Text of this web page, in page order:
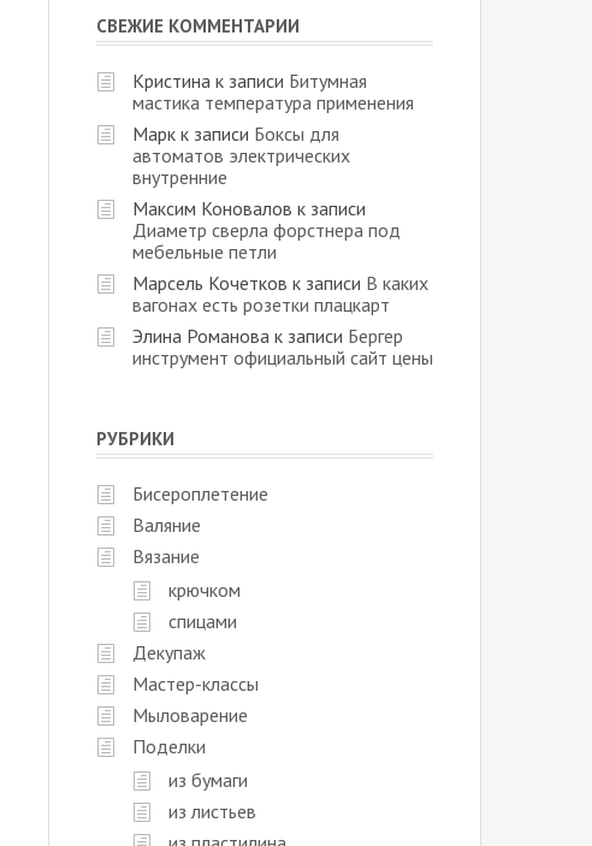
СВЕЖИЕ КОММЕНТАРИИ
Кристина к записи Битумная
мастика температура применения
Марк к записи Боксы для
автоматов электрических
внутренние
Максим Коновалов к записи
Диаметр сверла форстнера под
мебельные петли
Марсель Кочетков к записи В каких
вагонах есть розетки плацкарт
Элина Романова к записи Бергер
инструмент официальный сайт цены
РУБРИКИ
Бисероплетение
Валяние
Вязание
крючком
спицами
Декупаж
Мастер-классы
Мыловарение
Поделки
из бумаги
из листьев